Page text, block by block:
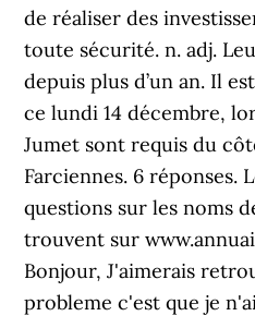
de réaliser des
toute sécurité. n. adj.
depuis plus d’un an. Il
ce lundi 14 décembre,
Jumet sont requis du
Farciennes. 6 réponses.
questions sur les noms
trouvent sur
Bonjour, J'aimerais
probleme c'est que je